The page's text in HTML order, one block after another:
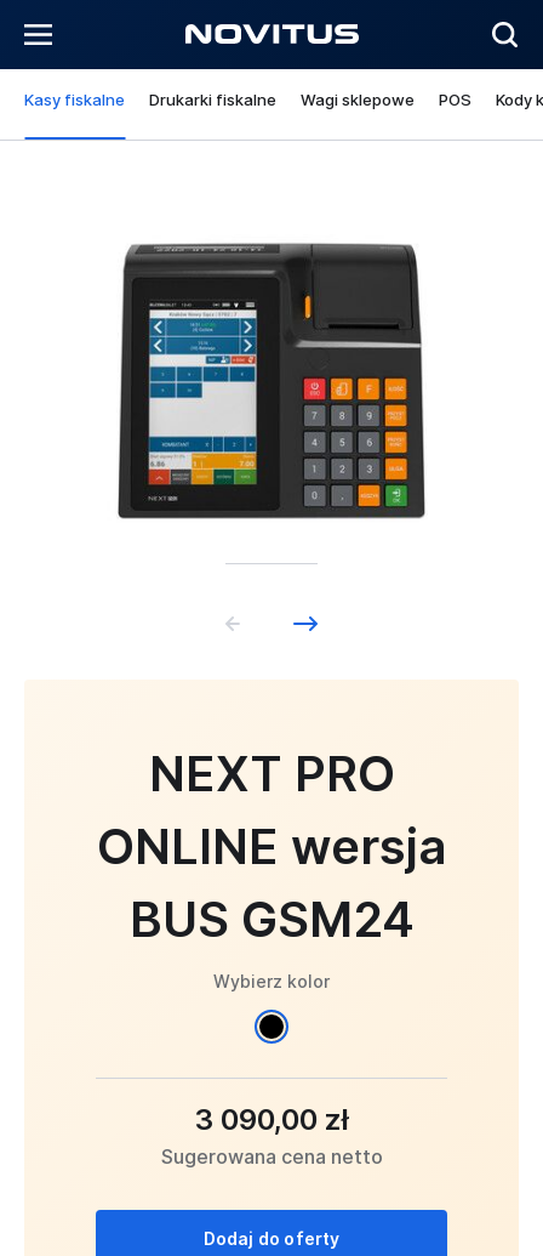
Kasy fiskalne Drukarki fiskalne Wagi sklepowe POS Kody
NEXT PRO
ONLINE wersja
BUS GSM24
Wybierz kolor
3 090,00 zł
Sugerowana cena netto
Dodaj do oferty